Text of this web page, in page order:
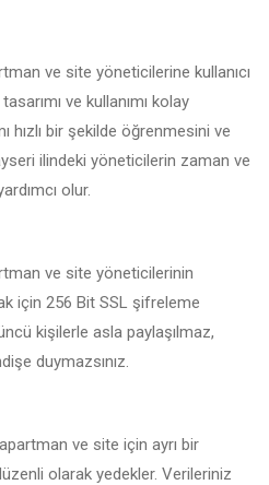
ve site yöneticilerine kullanıcı
ve kullanımı kolay
hızlı bir şekilde öğrenmesini ve
ilindeki yöneticilerin zaman ve
olur.
ve site yöneticilerinin
için 256 Bit SSL şifreleme
kişilerle asla paylaşılmaz,
duymazsınız.
ve site için ayrı bir
olarak yedekler. Verileriniz